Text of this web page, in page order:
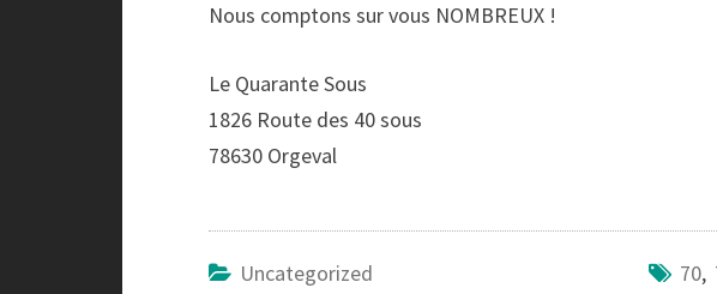
Nous comptons sur vous NOMBREUX !
Le Quarante Sous
1826 Route des 40 sous
78630 Orgeval
Uncategorized 70,